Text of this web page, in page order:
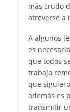
más crudo
atreverse a
A algunos
es
que todos
trabajo
que
además es
transmitir